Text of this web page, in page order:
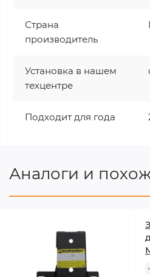
Страна
производитель
Установка в нашем
техцентре
Подходит для года
Аналоги и